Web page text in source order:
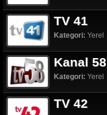
TV 41
Kategori: Yerel
Kanal 58
Kategori: Yerel
TV 42